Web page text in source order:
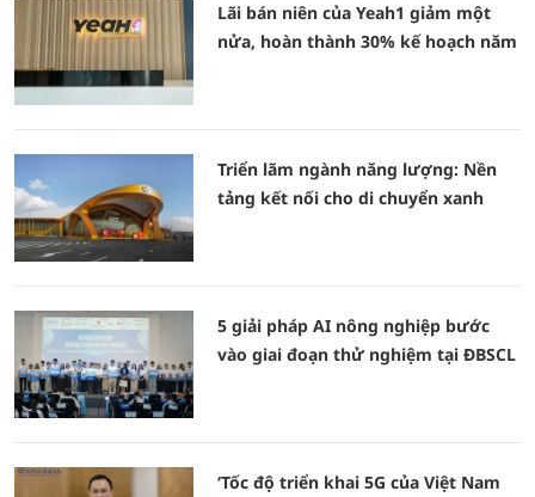
Lãi bán niên của Yeah1 giảm một
nửa, hoàn thành 30% kế hoạch năm
Triển lãm ngành năng lượng: Nền
tảng kết nối cho di chuyển xanh
5 giải pháp AI nông nghiệp bước
vào giai đoạn thử nghiệm tại ĐBSCL
‘Tốc độ triển khai 5G của Việt Nam